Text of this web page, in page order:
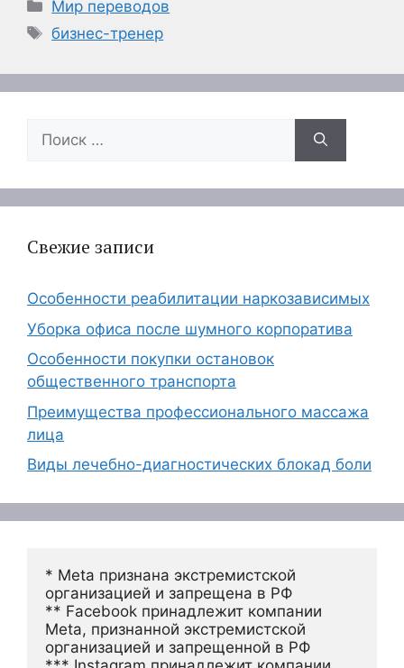
Мир переводов
Метки
бизнес-тренер
Поиск:
Свежие записи
Особенности реабилитации наркозависимых
Уборка офиса после шумного корпоратива
Особенности покупки остановок
общественного транспорта
Преимущества профессионального массажа
лица
Виды лечебно-диагностических блокад боли
* Meta признана экстремистской
организацией и запрещена в РФ
** Facebook принадлежит компании
Meta, признанной экстремистской
организацией и запрещенной в РФ